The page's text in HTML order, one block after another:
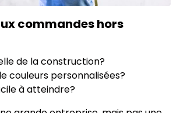
commandes hors
de la construction?
couleurs personnalisées?
à atteindre?